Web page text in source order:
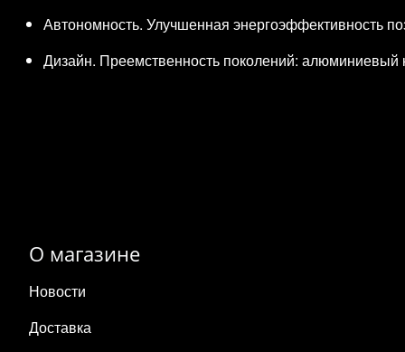
Автономность. Улучшенная энергоэффективность
Дизайн. Преемственность поколений: алюминиевый
О магазине
Новости
Доставка